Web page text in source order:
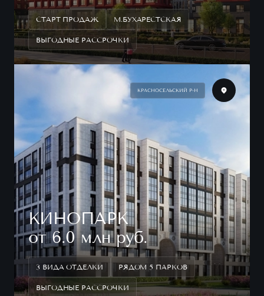
СТАРТ ПРОДАЖ М.БУХАРЕСТСКАЯ
ВЫГОДНЫЕ РАССРОЧКИ
КРАСНОСЕЛЬСКИЙ Р-Н
КИНОПАРК
от 6.0 млн руб.
3 ВИДА ОТДЕЛКИ РЯДОМ 5 ПАРКОВ
ВЫГОДНЫЕ РАССРОЧКИ